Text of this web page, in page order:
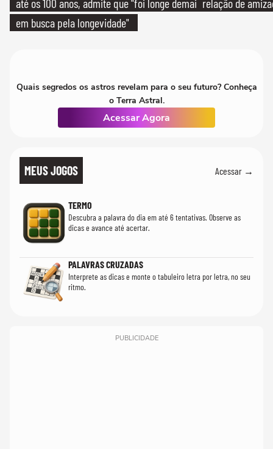
até os 100 anos, admite que "foi longe demais
em busca pela longevidade"
relação de
Quais segredos os astros revelam para o seu futuro? Conheça
o Terra Astral.
Acessar Agora
MEUS JOGOS Acessar →
TERMO
Descubra a palavra do dia em até 6 tentativas. Observe as
dicas e avance até acertar.
PALAVRAS CRUZADAS
Interprete as dicas e monte o tabuleiro letra por letra, no seu
ritmo.
PUBLICIDADE